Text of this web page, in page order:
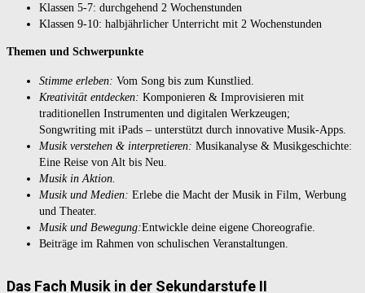
Klassen 5-7: durchgehend 2 Wochenstunden
Klassen 9-10: halbjährlicher Unterricht mit 2 Wochenstunden
Themen und Schwerpunkte
Stimme erleben: Vom Song bis zum Kunstlied.
Kreativität entdecken: Komponieren & Improvisieren mit
traditionellen Instrumenten und digitalen Werkzeugen;
Songwriting mit iPads – unterstützt durch innovative Musik-Apps.
Musik verstehen & interpretieren: Musikanalyse & Musikgeschichte:
Eine Reise von Alt bis Neu.
Musik in Aktion.
Musik und Medien: Erlebe die Macht der Musik in Film, Werbung
und Theater.
Musik und Bewegung:Entwickle deine eigene Choreografie.
Beiträge im Rahmen von schulischen Veranstaltungen.
Das Fach Musik in der Sekundarstufe II